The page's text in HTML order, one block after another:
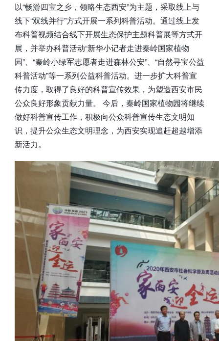
以“畅游四宝之乡，领略生态西安”为主题，采取线上与
线下“双线并行”方式开展一系列科普活动。通过线上发
布科普视频结合线下开展生态保护主题科普展等方式开
展，并举办科普活动“新华小记者走进秦岭国家植物
园”、“秦岭小绿军志愿者走进森林公安”、“自然寻宝公益
科普活动”等一系列公益科普活动。进一步扩大科普宣
传力度，取得了良好的科普宣传效果，为塑造西安市民
公众良好形象贡献力量。 今后，秦岭国家植物园将继续
做好科普宣传工作，积极向公众科普宣传生态文明知
识，提升公众生态文明理念，为西安实现追赶超越增添
新活力。